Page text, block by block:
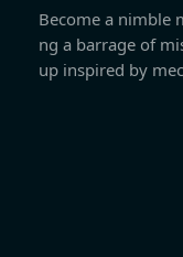
Become a nimble
ng a barrage of
up inspired by